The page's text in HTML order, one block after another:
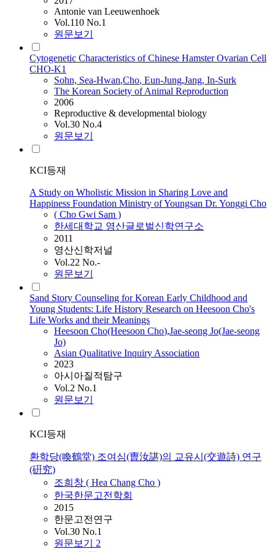
Antonie van Leeuwenhoek
Vol.110 No.1
원문보기
Cytogenetic Characteristics of Chinese Hamster Ovarian Cell
CHO-K1
Sohn, Sea-Hwan,Cho, Eun-Jung,Jang, In-Surk
The Korean Society of Animal Reproduction
2006
Reproductive & developmental biology
Vol.30 No.4
원문보기
KCI등재
A Study on Wholistic Mission in Sharing Love and
Happiness Foundation Ministry of Youngsan Dr. Yonggi Cho
( Cho Gwi Sam )
한세대학교 영산글로벌신학연구소
2011
영산신학저널
Vol.22 No.-
원문보기
Sand Story Counseling for Korean Early Childhood and
Young Students: Life History Research on Heesoon Cho's
Life Works and their Meanings
Heesoon Cho(Heesoon Cho),Jae-seong Jo(Jae-seong
Jo)
Asian Qualitative Inquiry Association
2023
아시아질적탐구
Vol.2 No.1
원문보기
KCI등재
환학당(喚鶴堂) 조여심(曺汝諶)의 교유시(交遊詩) 연구
(硏究)
조희창 ( Hea Chang Cho )
한국한문고전학회
2015
한문고전연구
Vol.30 No.1
원문보기 2